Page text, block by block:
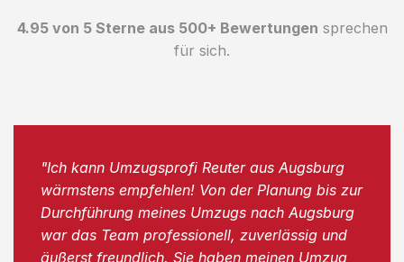
4.95 von 5 Sterne aus 500+ Bewertungen sprechen
für sich.
"Ich kann Umzugsprofi Reuter aus Augsburg
wärmstens empfehlen! Von der Planung bis zur
Durchführung meines Umzugs nach Augsburg
war das Team professionell, zuverlässig und
äußerst freundlich. Sie haben meinen Umzug